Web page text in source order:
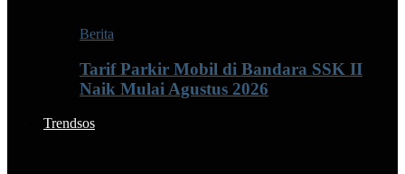
Berita
Tarif Parkir Mobil di Bandara SSK II
Naik Mulai Agustus 2026
Trendsos